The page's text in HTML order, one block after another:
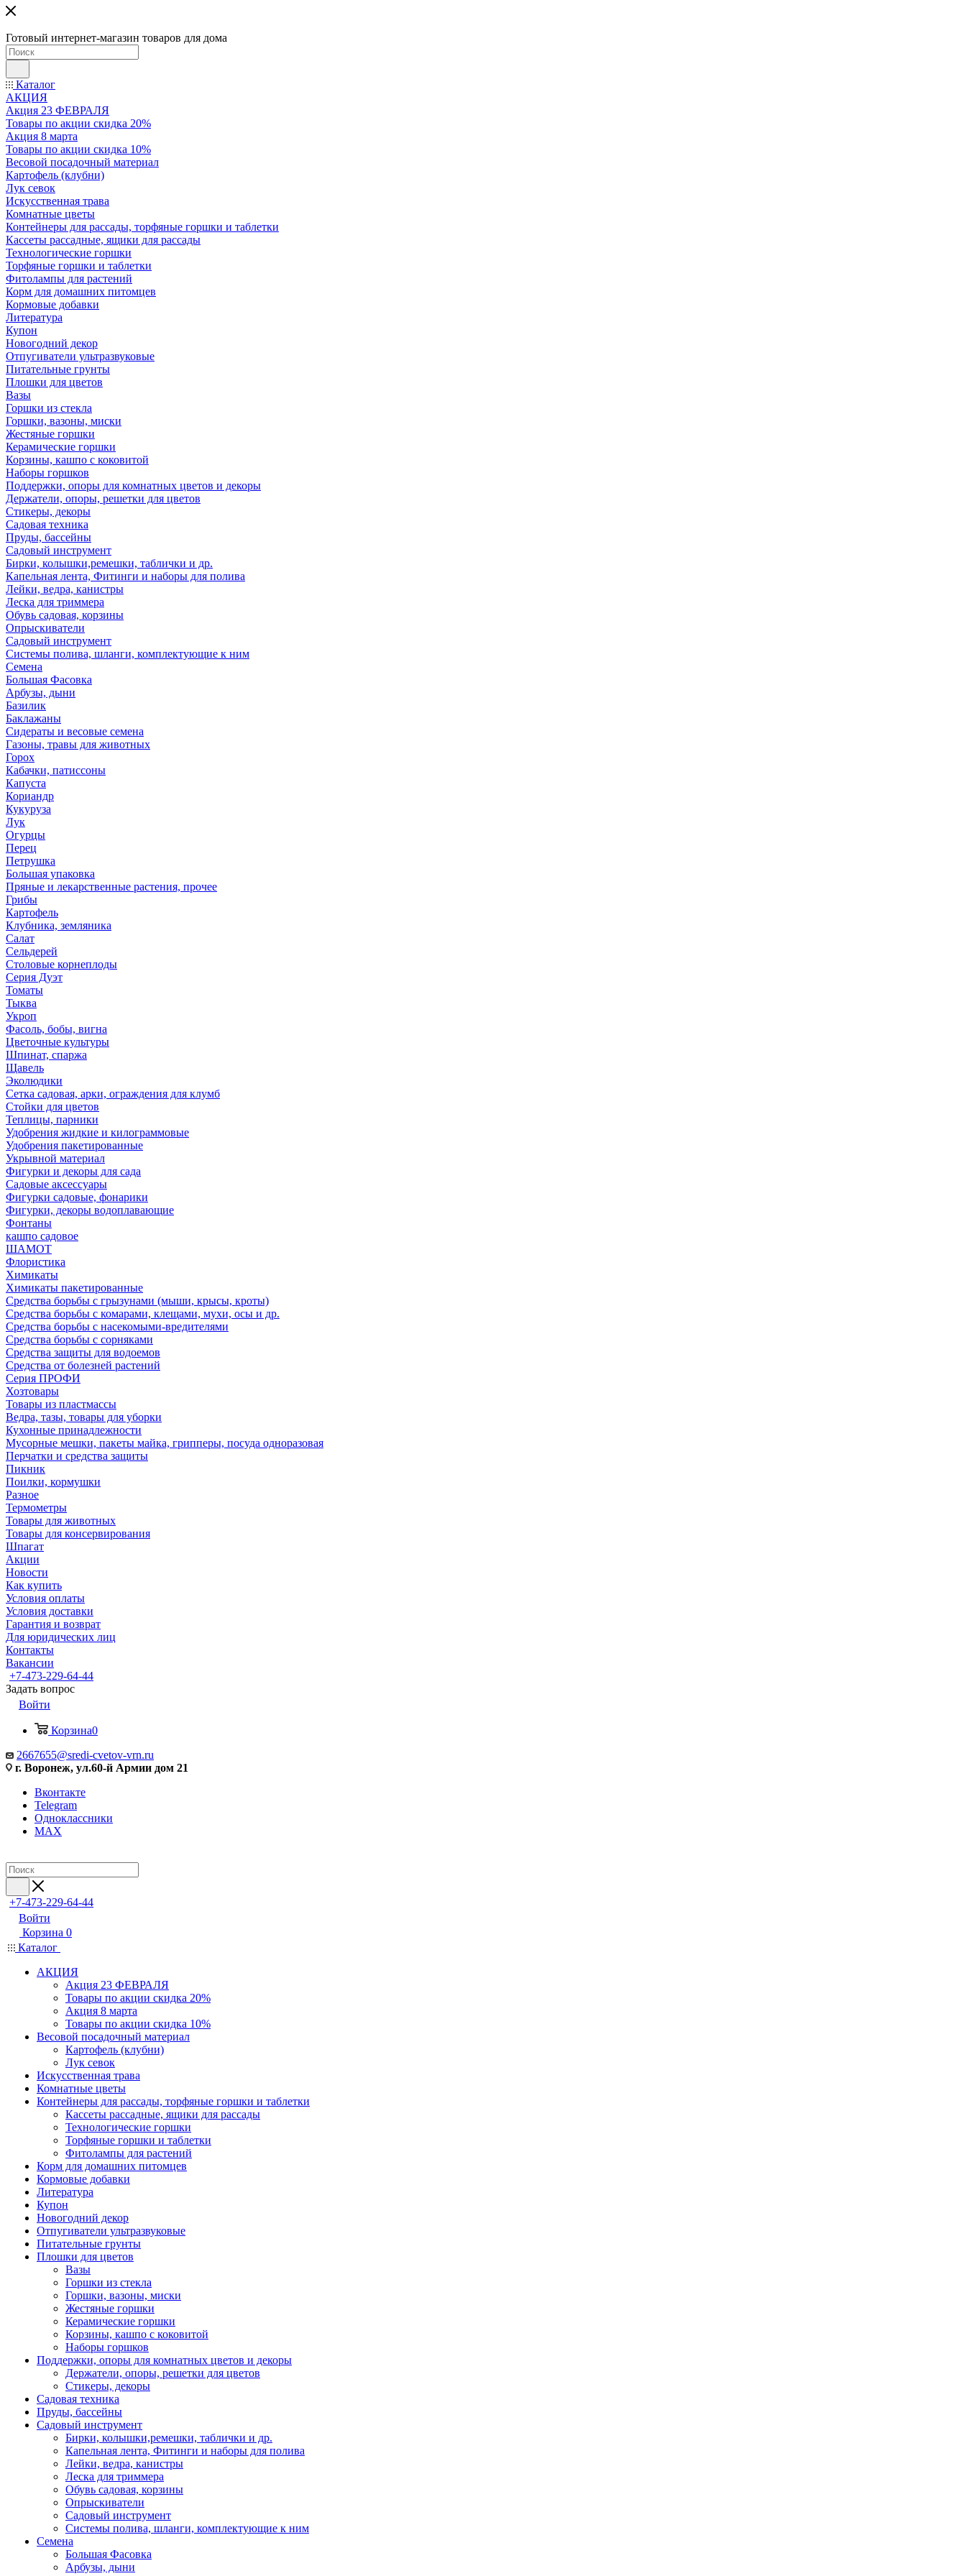
Готовый интернет-магазин товаров для дома
Каталог
АКЦИЯ
Акция 23 ФЕВРАЛЯ
Товары по акции скидка 20%
Акция 8 марта
Товары по акции скидка 10%
Весовой посадочный материал
Картофель (клубни)
Лук севок
Искусственная трава
Комнатные цветы
Контейнеры для рассады, торфяные горшки и таблетки
Кассеты рассадные, ящики для рассады
Технологические горшки
Торфяные горшки и таблетки
Фитолампы для растений
Корм для домашних питомцев
Кормовые добавки
Литература
Купон
Новогодний декор
Отпугиватели ультразвуковые
Питательные грунты
Плошки для цветов
Вазы
Горшки из стекла
Горшки, вазоны, миски
Жестяные горшки
Керамические горшки
Корзины, кашпо с коковитой
Наборы горшков
Поддержки, опоры для комнатных цветов и декоры
Держатели, опоры, решетки для цветов
Стикеры, декоры
Садовая техника
Пруды, бассейны
Садовый инструмент
Бирки, колышки,ремешки, таблички и др.
Капельная лента, Фитинги и наборы для полива
Лейки, ведра, канистры
Леска для триммера
Обувь садовая, корзины
Опрыскиватели
Садовый инструмент
Системы полива, шланги, комплектующие к ним
Семена
Большая Фасовка
Арбузы, дыни
Базилик
Баклажаны
Сидераты и весовые семена
Газоны, травы для животных
Горох
Кабачки, патиссоны
Капуста
Кориандр
Кукуруза
Лук
Огурцы
Перец
Петрушка
Большая упаковка
Пряные и лекарственные растения, прочее
Грибы
Картофель
Клубника, земляника
Салат
Сельдерей
Столовые корнеплоды
Серия Дуэт
Томаты
Тыква
Укроп
Фасоль, бобы, вигна
Цветочные культуры
Шпинат, спаржа
Щавель
Эколюдики
Сетка садовая, арки, ограждения для клумб
Стойки для цветов
Теплицы, парники
Удобрения жидкие и килограммовые
Удобрения пакетированные
Укрывной материал
Фигурки и декоры для сада
Садовые аксессуары
Фигурки садовые, фонарики
Фигурки, декоры водоплавающие
Фонтаны
кашпо садовое
ШАМОТ
Флористика
Химикаты
Химикаты пакетированные
Средства борьбы с грызунами (мыши, крысы, кроты)
Средства борьбы с комарами, клещами, мухи, осы и др.
Средства борьбы с насекомыми-вредителями
Средства борьбы с сорняками
Средства защиты для водоемов
Средства от болезней растений
Серия ПРОФИ
Хозтовары
Товары из пластмассы
Ведра, тазы, товары для уборки
Кухонные принадлежности
Мусорные мешки, пакеты майка, грипперы, посуда одноразовая
Перчатки и средства защиты
Пикник
Поилки, кормушки
Разное
Термометры
Товары для животных
Товары для консервирования
Шпагат
Акции
Новости
Как купить
Условия оплаты
Условия доставки
Гарантия и возврат
Для юридических лиц
Контакты
Вакансии
+7-473-229-64-44
Задать вопрос
Войти
Корзина0
2667655@sredi-cvetov-vrn.ru
г. Воронеж, ул.60-й Армии дом 21
Вконтакте
Telegram
Одноклассники
MAX
+7-473-229-64-44
Войти
Корзина 0
Каталог
АКЦИЯ
Акция 23 ФЕВРАЛЯ
Товары по акции скидка 20%
Акция 8 марта
Товары по акции скидка 10%
Весовой посадочный материал
Картофель (клубни)
Лук севок
Искусственная трава
Комнатные цветы
Контейнеры для рассады, торфяные горшки и таблетки
Кассеты рассадные, ящики для рассады
Технологические горшки
Торфяные горшки и таблетки
Фитолампы для растений
Корм для домашних питомцев
Кормовые добавки
Литература
Купон
Новогодний декор
Отпугиватели ультразвуковые
Питательные грунты
Плошки для цветов
Вазы
Горшки из стекла
Горшки, вазоны, миски
Жестяные горшки
Керамические горшки
Корзины, кашпо с коковитой
Наборы горшков
Поддержки, опоры для комнатных цветов и декоры
Держатели, опоры, решетки для цветов
Стикеры, декоры
Садовая техника
Пруды, бассейны
Садовый инструмент
Бирки, колышки,ремешки, таблички и др.
Капельная лента, Фитинги и наборы для полива
Лейки, ведра, канистры
Леска для триммера
Обувь садовая, корзины
Опрыскиватели
Садовый инструмент
Системы полива, шланги, комплектующие к ним
Семена
Большая Фасовка
Арбузы, дыни